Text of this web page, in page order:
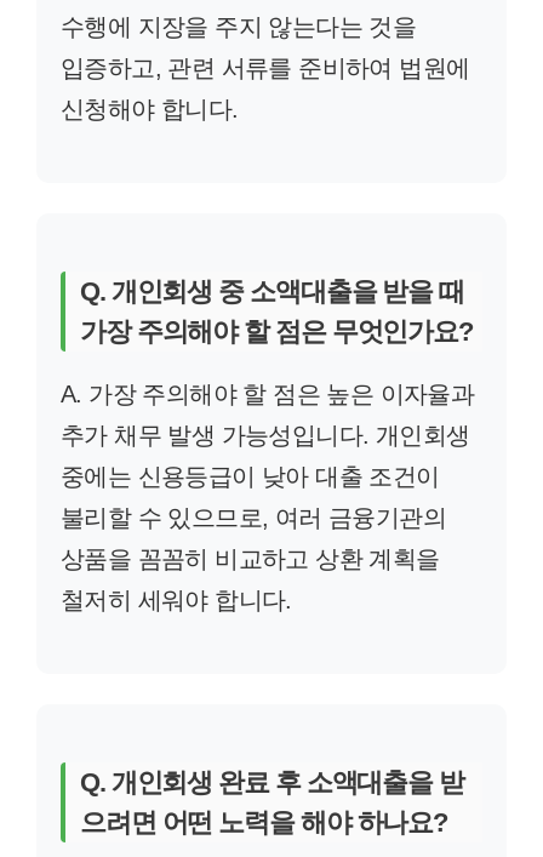
수행에 지장을 주지 않는다는 것을
입증하고, 관련 서류를 준비하여 법원에
신청해야 합니다.
Q. 개인회생 중 소액대출을 받을 때
가장 주의해야 할 점은 무엇인가요?
A. 가장 주의해야 할 점은 높은 이자율과
추가 채무 발생 가능성입니다. 개인회생
중에는 신용등급이 낮아 대출 조건이
불리할 수 있으므로, 여러 금융기관의
상품을 꼼꼼히 비교하고 상환 계획을
철저히 세워야 합니다.
Q. 개인회생 완료 후 소액대출을 받
으려면 어떤 노력을 해야 하나요?